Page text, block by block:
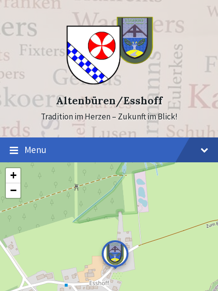
Skip
content
Skip
footer
Altenbüren/Esshoff
Tradition im Herzen – Zukunft im Blick!
Menu
+
−